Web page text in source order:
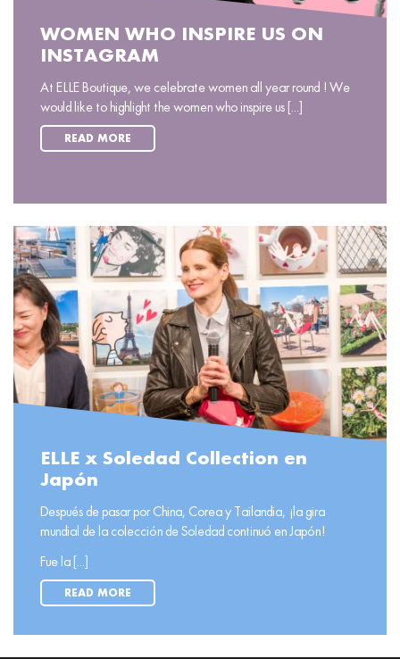
WOMEN WHO INSPIRE US ON
INSTAGRAM
At ELLE Boutique, we celebrate women all year round ! We
would like to highlight the women who inspire us [...]
READ MORE
ELLE x Soledad Collection en
Japón
Después de pasar por China, Corea y Tailandia, ¡la gira
mundial de la colección de Soledad continuó en Japón!
Fue la [...]
READ MORE